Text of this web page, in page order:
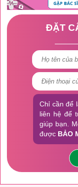
ĐẶT
Chỉ cần để
liên hệ để
giúp bạn.
được BẢO